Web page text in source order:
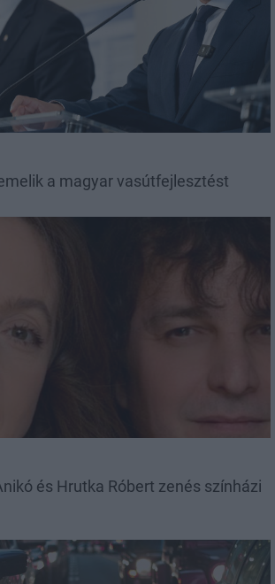
a magyar vasútfejlesztést
és Hrutka Róbert zenés színházi